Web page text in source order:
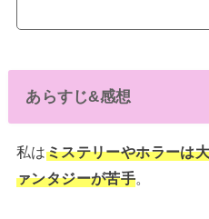
あらすじ&感想
私はミステリーやホラーは
ァンタジーが苦手。